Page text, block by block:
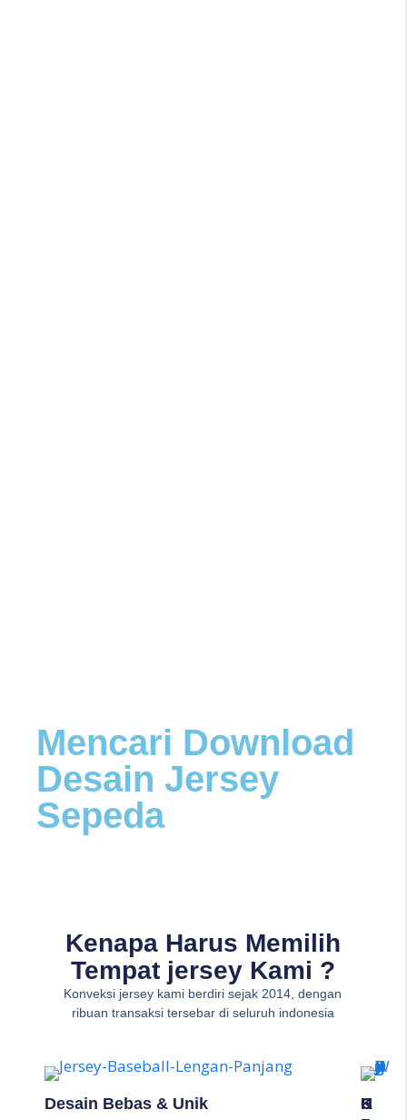
Mencari Download
Desain Jersey
Sepeda
Kenapa Harus Memilih
Tempat jersey Kami ?
Konveksi jersey kami berdiri sejak 2014, dengan
ribuan transaksi tersebar di seluruh indonesia
Desain Bebas & Unik
K
C
H